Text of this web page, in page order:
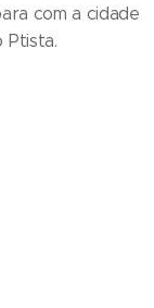
com a cidade
Ptista.